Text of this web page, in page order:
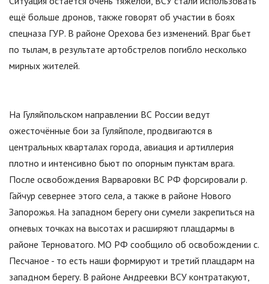
ещё больше дронов, также говорят об участии в боях
спецназа ГУР. В районе Орехова без изменений. Враг бьет
по тылам, в результате артобстрелов погибло несколько
мирных жителей.
На Гуляйпольском направлении ВС России ведут
ожесточённые бои за Гуляйполе, продвигаются в
центральных кварталах города, авиация и артиллерия
плотно и интенсивно бьют по опорным пунктам врага.
После освобождения Варваровки ВС РФ форсировали р.
Гайчур севернее этого села, а также в районе Нового
Запорожья. На западном берегу они сумели закрепиться на
огневых точках на высотах и расширяют плацдармы в
районе Терноватого. МО РФ сообщило об освобождении с.
Песчаное - то есть наши формируют и третий плацдарм на
западном берегу. В районе Андреевки ВСУ контратакуют,